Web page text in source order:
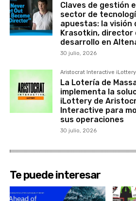
Claves de gestión
sector de
apuestas: la visión
Krasotkin, director
desarrollo en
30 julio, 2026
Aristocrat Interactive iLottery
La Lotería de
implementa la
iLottery de
Interactive para
sus operaciones
30 julio, 2026
Te puede interesar